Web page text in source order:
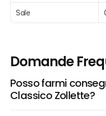
Sale
Domande
Posso farmi
Classico Zollette?